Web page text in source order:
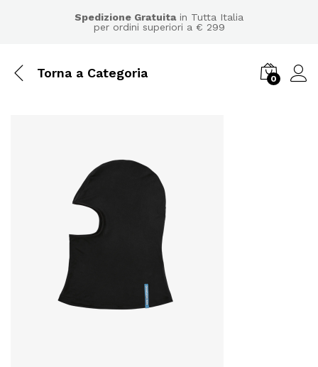
Spedizione Gratuitain Tutta Italia
per ordini superiori a € 299
Torna a Categoria 0